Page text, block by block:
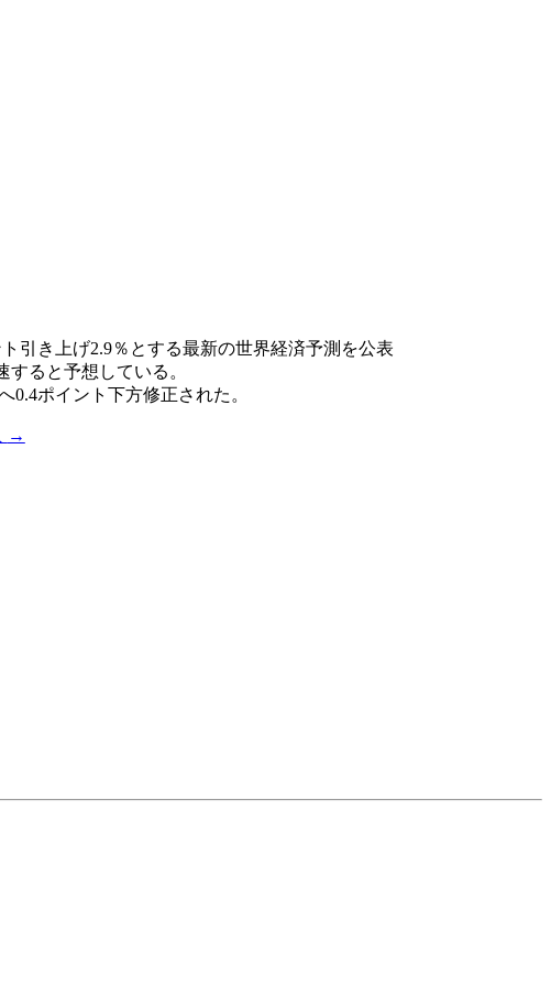
引き上げ2.9％とする最新の世界経済予測を公表
ると予想している。
0.4ポイント下方修正された。
→